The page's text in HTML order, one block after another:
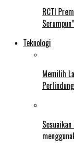
RCTI
Teknologi
Memilih